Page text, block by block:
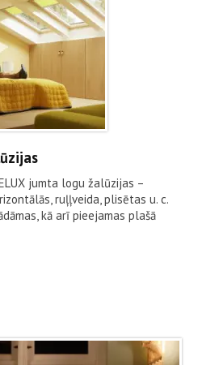
jumta logu žalūzijas –
ruļļveida, plisētas u. c.
kā arī pieejamas plašā